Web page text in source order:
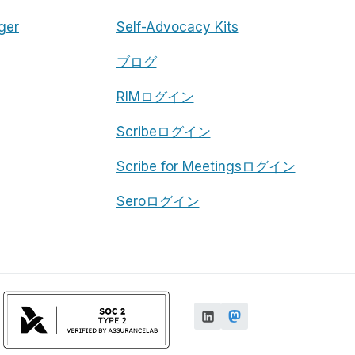
Self-Advocacy Kits
ブログ
RIMログイン
Scribeログイン
Scribe for Meetingsログイン
Seroログイン